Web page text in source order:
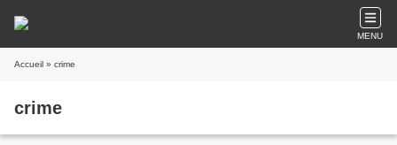
MENU
Accueil » crime
crime